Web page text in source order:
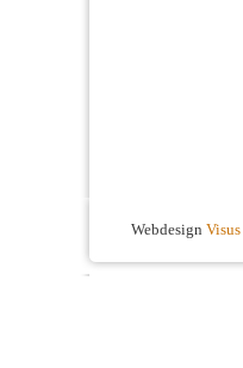
Webdesign Visus